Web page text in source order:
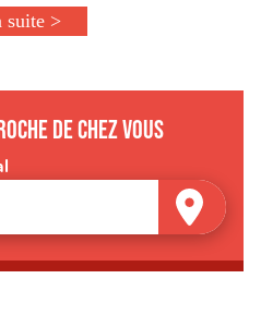
suite >
de chez vous